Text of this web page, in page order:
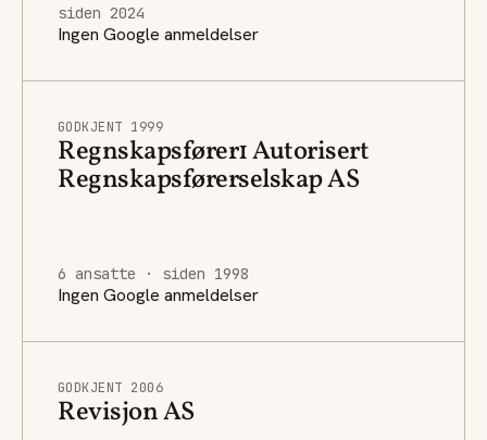
siden 2024
Ingen Google anmeldelser
GODKJENT 1999
Regnskapsfører1 Autorisert
Regnskapsførerselskap AS
6 ansatte · siden 1998
Ingen Google anmeldelser
GODKJENT 2006
Revisjon AS